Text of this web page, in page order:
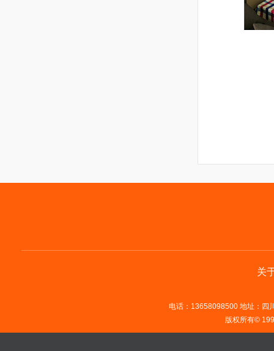
关
电话：13658098500 地址：四
版权所有©